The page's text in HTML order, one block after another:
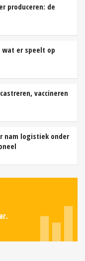
produceren: de
wat er speelt op
vaccineren
nam logistiek onder